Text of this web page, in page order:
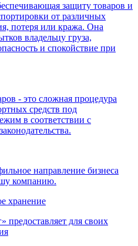
защиту товаров и
от различных
потеря или кража. Она
владельцу груза,
и спокойствие при
- это сложная процедура
средств под
в соответствии с
направление бизнеса
компанию.
хранение
предоставляет для своих